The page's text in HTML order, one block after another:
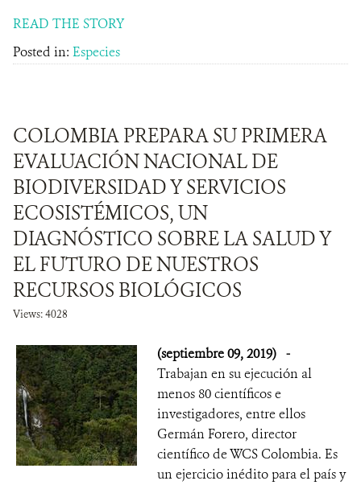
READ THE STORY
Posted in: Especies
COLOMBIA PREPARA SU PRIMERA
EVALUACIÓN NACIONAL DE
BIODIVERSIDAD Y SERVICIOS
ECOSISTÉMICOS, UN
DIAGNÓSTICO SOBRE LA SALUD Y
EL FUTURO DE NUESTROS
RECURSOS BIOLÓGICOS
Views: 4028
(septiembre 09, 2019) -
Trabajan en su ejecución al
menos 80 científicos e
investigadores, entre ellos
Germán Forero, director
científico de WCS Colombia. Es
un ejercicio inédito para el país y